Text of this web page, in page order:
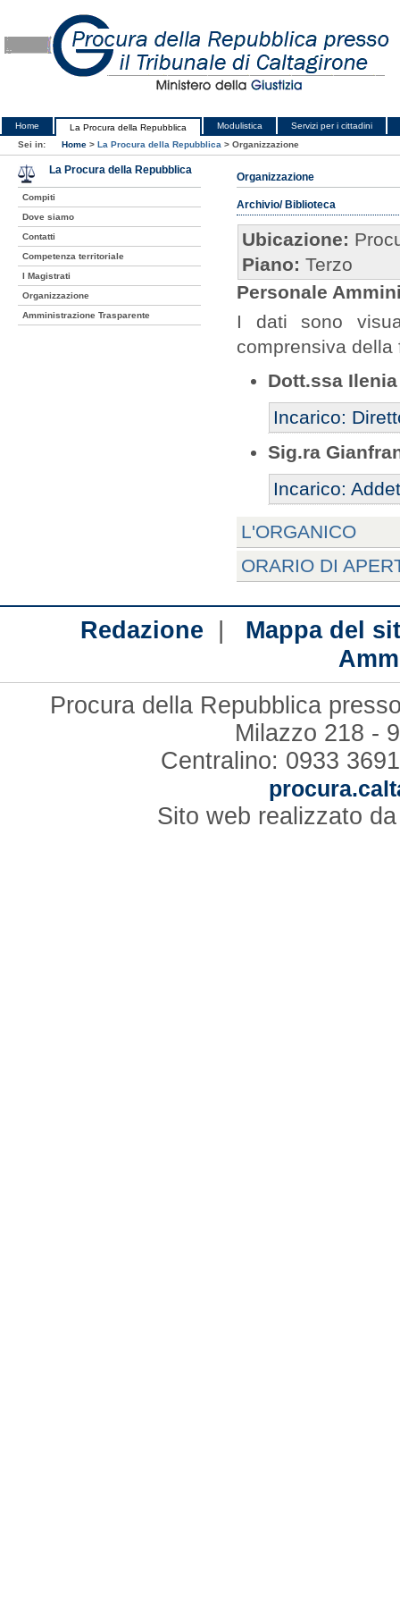
Home La Procura della Repubblica Modulistica
Servizi per i cittadini
Sei in:
Home > La Procura della Repubblica > Organizzazione
Organizzazione
Archivio/ Biblioteca
Ubicazione:
Piano: Terzo
Personale
I dati sono
comprensiva
Dott.ssa
Incarico:
Sig.ra
Incarico:
L'ORGANICO
ORARIO DI
La Procura della Repubblica
Compiti
Dove siamo
Contatti
Competenza territoriale
I Magistrati
Organizzazione
Amministrazione Trasparente
Redazione | Mappa del
Procura della Repubblica
Milazzo 218 -
Centralino: 0933
Sito web realizzato